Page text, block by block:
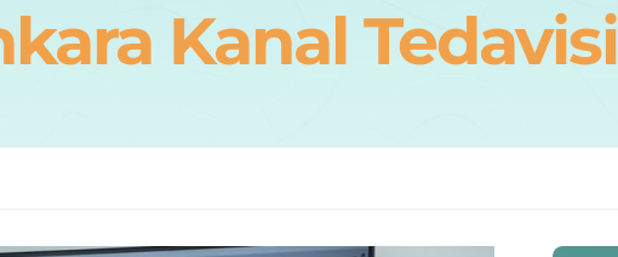
Kanal Tedavisi